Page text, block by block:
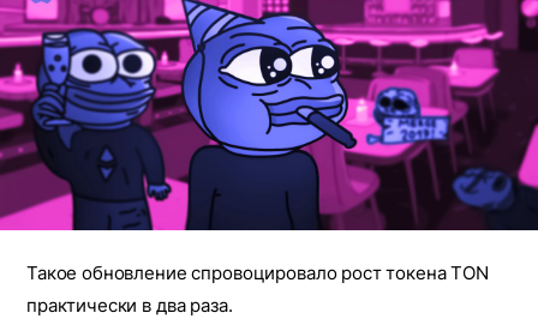
Такое обновление спровоцировало рост токена TON
практически в два раза.